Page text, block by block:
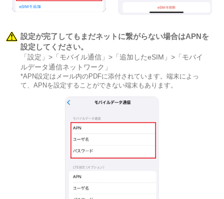
設定が完了してもまだネットに繋がらない場合はAPNを
設定してください。
「設定」>「モバイル通信」>「追加したeSIM」>「モバイ
ルデータ通信ネットワーク」
*APN設定はメール内のPDFに添付されています。端末によっ
て、APNを設定することができない端末もあります。